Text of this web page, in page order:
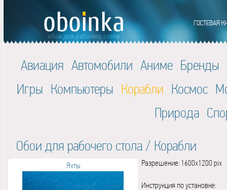
Авиация Автомобили Аниме Бренды
Игры Компьютеры Корабли Космос
Природа
Обои для рабочего стола / Корабли
Яхты Разрешение: 1600x1200 pix
Инструкция по установке: